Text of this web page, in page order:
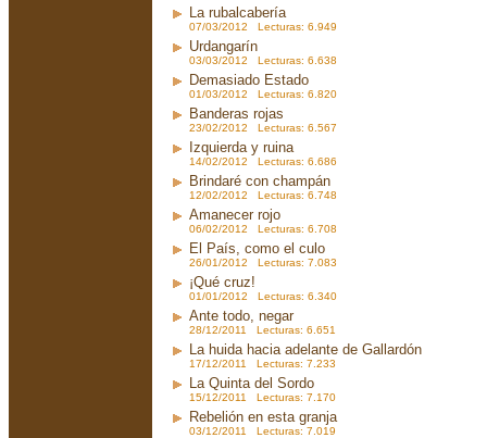
La rubalcabería
07/03/2012 Lecturas: 6.949
Urdangarín
03/03/2012 Lecturas: 6.638
Demasiado Estado
01/03/2012 Lecturas: 6.820
Banderas rojas
23/02/2012 Lecturas: 6.567
Izquierda y ruina
14/02/2012 Lecturas: 6.686
Brindaré con champán
12/02/2012 Lecturas: 6.748
Amanecer rojo
06/02/2012 Lecturas: 6.708
El País, como el culo
26/01/2012 Lecturas: 7.083
¡Qué cruz!
01/01/2012 Lecturas: 6.340
Ante todo, negar
28/12/2011 Lecturas: 6.651
La huida hacia adelante de Gallardón
17/12/2011 Lecturas: 7.233
La Quinta del Sordo
15/12/2011 Lecturas: 7.170
Rebelión en esta granja
03/12/2011 Lecturas: 7.019